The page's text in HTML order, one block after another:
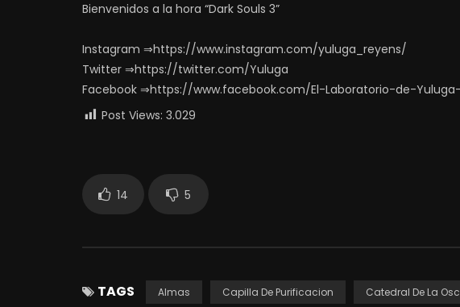
Bienvenidos a la hora “Dark Souls 3”
Instagram ⇒https://www.instagram.com/yuluga_reyens/
Twitter ⇒https://twitter.com/Yuluga
Facebook ⇒https://www.facebook.com/El-Laboratorio-de-
Post Views: 3.029
14 5
TAGS Almas Capilla De Purificacion Catedral De La